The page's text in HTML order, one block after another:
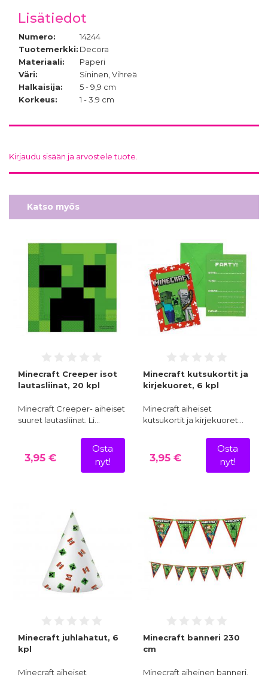
Lisätiedot
Numero:
14244
Tuotemerkki: Decora
Materiaali:
Paperi
Väri:
Sininen, Vihreä
Halkaisija:
5 - 9,9 cm
Korkeus:
1 - 3.9 cm
Kirjaudu sisään ja arvostele tuote.
Katso myös
Minecraft Creeper isot
lautasliinat, 20 kpl
Minecraft Creeper- aiheiset
suuret lautasliinat. Li…
3,95 €
Osta
nyt!
Minecraft kutsukortit ja
kirjekuoret, 6 kpl
Minecraft aiheiset
kutsukortit ja kirjekuoret…
3,95 €
Osta
nyt!
Minecraft juhlahatut, 6
kpl
Minecraft aiheiset
Minecraft banneri 230
cm
Minecraft aiheinen banneri.